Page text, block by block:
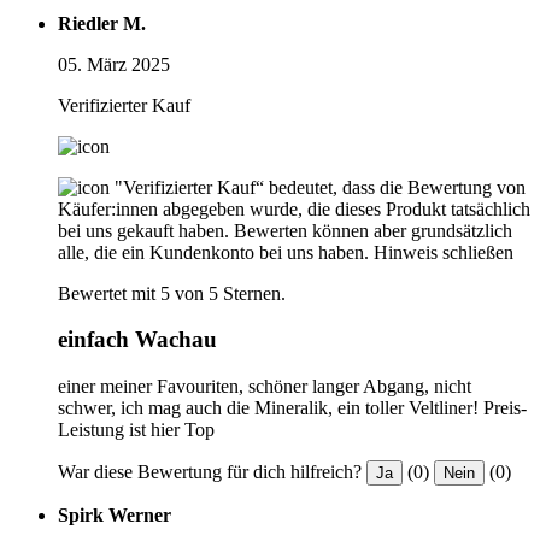
Riedler M.
05. März 2025
Verifizierter Kauf
"Verifizierter Kauf“ bedeutet, dass die Bewertung von
Käufer:innen abgegeben wurde, die dieses Produkt tatsächlich
bei uns gekauft haben. Bewerten können aber grundsätzlich
alle, die ein Kundenkonto bei uns haben. Hinweis schließen
Bewertet mit 5 von 5 Sternen.
einfach Wachau
einer meiner Favouriten, schöner langer Abgang, nicht
schwer, ich mag auch die Mineralik, ein toller Veltliner! Preis-
Leistung ist hier Top
War diese Bewertung für dich hilfreich? Ja (0) Nein (0)
Spirk Werner